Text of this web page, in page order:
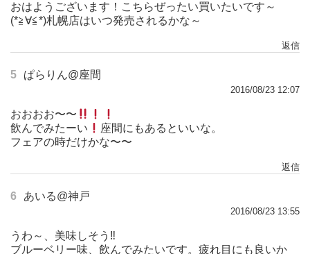
おはようございます！こちらぜったい買いたいです～
(*≧∀≦*)札幌店はいつ発売されるかな～
返信
5 ぱらりん@座間
2016/08/23 12:07
おおおお〜〜
飲んでみたーい
座間にもあるといいな。
フェアの時だけかな〜〜
返信
6 あいる@神戸
2016/08/23 13:55
うわ～、美味しそう‼
ブルーベリー味、飲んでみたいです。疲れ目にも良いか